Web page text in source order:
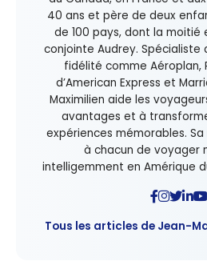
40 ans et père de deux
de 100 pays, dont la moitié
conjointe Audrey. Spécialiste
fidélité comme Aéroplan,
d’American Express et
Maximilien aide les
avantages et à
expériences mémorables.
à chacun de voyager
intelligemment en Amérique
Tous les articles de Jean-